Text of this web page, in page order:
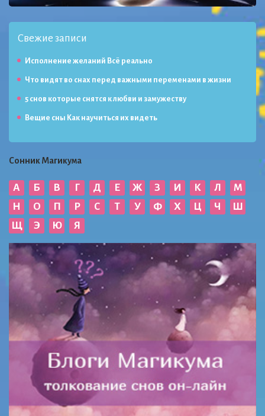
Свежие записи
Исполнение желаний Всё реально
Что видят во снах перед важными переменами в жизни
5 снов которые снятся к любви и замужеству
Вещие сны Как научиться их видеть
Сонник Магикума
А Б В Г Д Е Ж З И К Л
М
Н
О П Р С Т У Ф Х Ц Ч
Ш
Щ
Э Ю Я